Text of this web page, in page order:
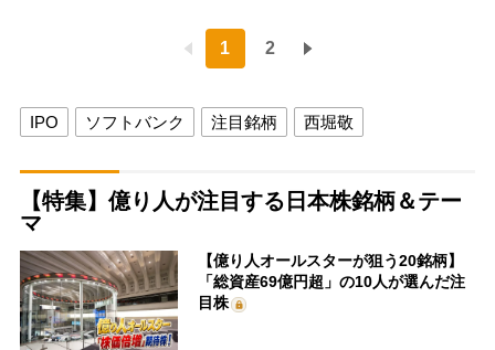
1 2
IPO ソフトバンク 注目銘柄 西堀敬
【特集】億り人が注目する日本株銘柄＆テー
マ
【億り人オールスターが狙う20銘柄】
「総資産69億円超」の10人が選んだ注
目株